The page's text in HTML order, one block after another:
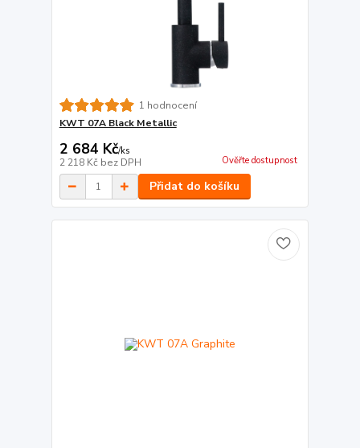
1 hodnocení
KWT 07A Black Metallic
2 684 Kč/ks
2 218 Kč bez DPH Ověřte dostupnost
Přidat do košíku